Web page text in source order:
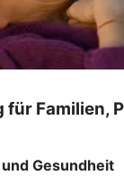
Familien,
Gesundheit